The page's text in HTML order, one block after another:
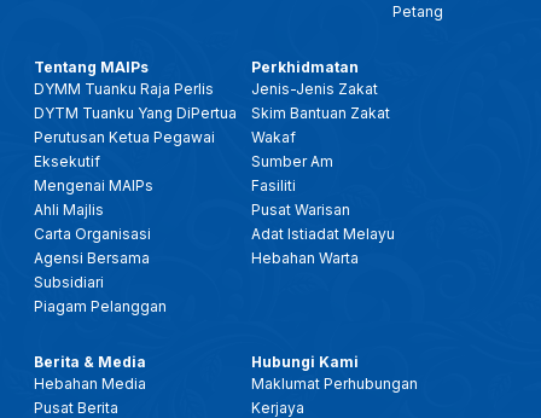
Petang
Tentang MAIPs
DYMM Tuanku Raja Perlis
DYTM Tuanku Yang DiPertua
Perutusan Ketua Pegawai
Eksekutif
Mengenai MAIPs
Ahli Majlis
Carta Organisasi
Agensi Bersama
Subsidiari
Piagam Pelanggan
Perkhidmatan
Jenis-Jenis Zakat
Skim Bantuan Zakat
Wakaf
Sumber Am
Fasiliti
Pusat Warisan
Adat Istiadat Melayu
Hebahan Warta
Berita & Media
Hebahan Media
Pusat Berita
Hubungi Kami
Maklumat Perhubungan
Kerjaya